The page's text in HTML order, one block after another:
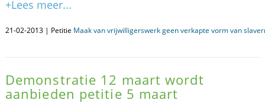
+Lees meer...
21-02-2013 | Petitie Maak van vrijwilligerswerk geen verkapte vorm van
Demonstratie 12 maart wordt
aanbieden petitie 5 maart